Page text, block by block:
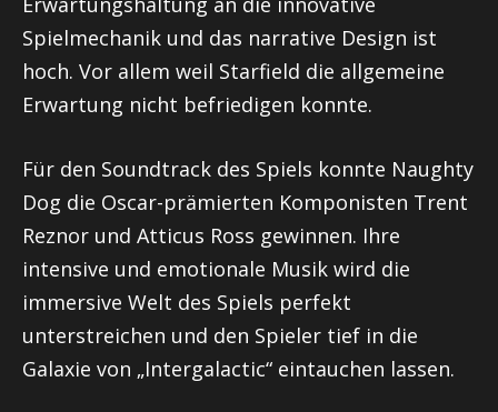
Spielmechanik und das narrative Design ist
hoch. Vor allem weil Starfield die allgemeine
Erwartung nicht befriedigen konnte.
Für den Soundtrack des Spiels konnte Naughty
Dog die Oscar-prämierten Komponisten Trent
Reznor und Atticus Ross gewinnen. Ihre
intensive und emotionale Musik wird die
immersive Welt des Spiels perfekt
unterstreichen und den Spieler tief in die
Galaxie von „Intergalactic“ eintauchen lassen.